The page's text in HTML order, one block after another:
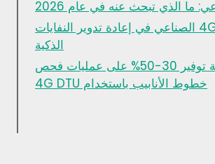
ما الذي تبحث عنه في عام 2026
مودم 4G الصناعي في إعادة تدوير النفايات
الذكية
كيفية توفير 30-50% على عمليات فحص
خطوط الأنابيب باستخدام 4G DTU